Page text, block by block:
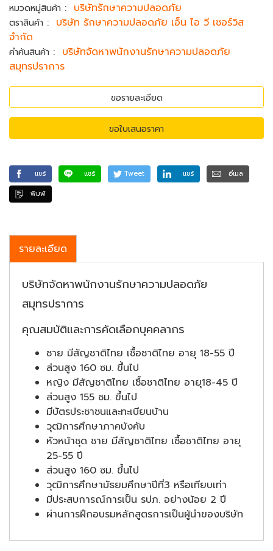
หมวดหมู่สินค้า : บริษัทรักษาความปลอดภัย
ตราสินค้า : บริษัท รักษาความปลอดภัย เอ็น ไอ วี เซอร์วิส
จำกัด
คำค้นสินค้า : บริษัทจัดหาพนักงานรักษาความปลอดภัย
สมุทรปราการ
ขอรายละเอียด
ขอใบเสนอราคา
แชร์ แชร์ Tweet แชร์
อีเมล
พิมพ์
รายละเอียด
บริษัทจัดหาพนักงานรักษาความปลอดภัย
สมุทรปราการ
คุณสมบัติและการคัดเลือกบุคคลากร
ชาย มีสัญชาติไทย เชื้อชาติไทย อายุ 18-55 ปี
ส่วนสูง 160 ซม. ขึ้นไป
หญิง มีสัญชาติไทย เชื้อชาติไทย อายุ18-45 ปี
ส่วนสูง 155 ซม. ขึ้นไป
มีบัตรประชาชนและทะเบียนบ้าน
วุฒิการศึกษาภาคบังคับ
หัวหน้าชุด ชาย มีสัญชาติไทย เชื้อชาติไทย อายุ
25-55 ปี
ส่วนสูง 160 ซม. ขึ้นไป
วุฒิการศึกษามัธยมศึกษาปีที่3 หรือเทียบเท่า
มีประสบการณ์การเป็น รปภ. อย่างน้อย 2 ปี
ผ่านการฝึกอบรมหลักสูตรการเป็นผู้นำของบริษัท